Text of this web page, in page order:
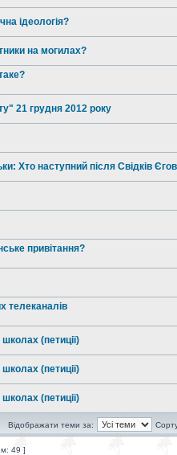
ідеологія?
на могилах?
21 грудня 2012 року
Хто наступний після Свідків
привітання?
телеканалів
(петиції)
(петиції)
(петиції)
Відображати теми за:
49 ]